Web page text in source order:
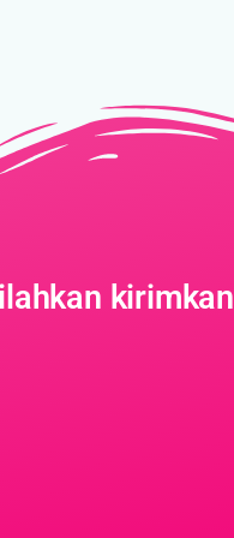
kirimkan